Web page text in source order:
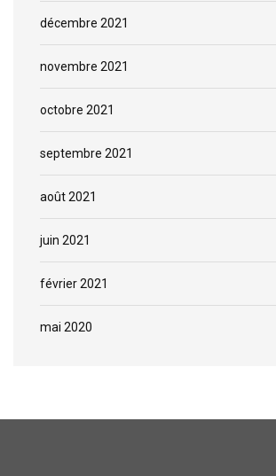
décembre 2021
novembre 2021
octobre 2021
septembre 2021
août 2021
juin 2021
février 2021
mai 2020